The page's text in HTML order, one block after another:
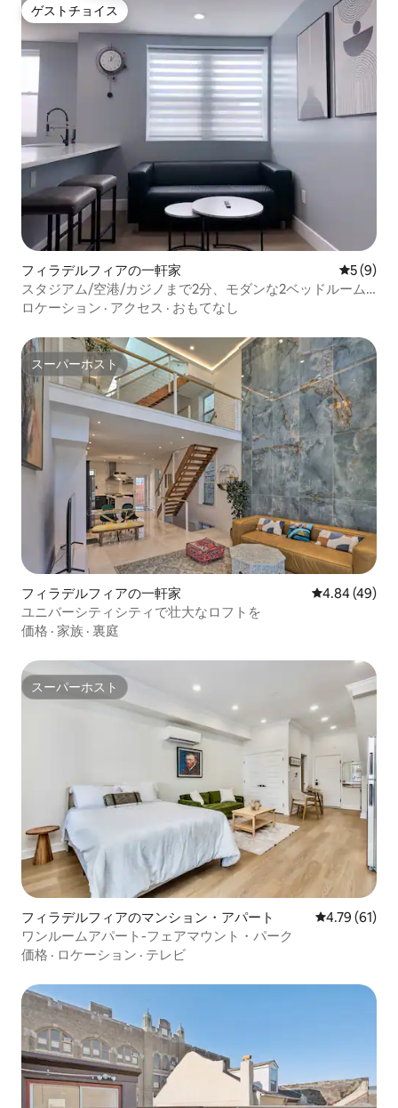
ゲストチョイス
ゲストチョイス
フィラデルフィアの一軒家 レビュー
5 (9)
スタジアム/空港/カジノまで2分、モダンな2ベッドルーム
のユニットB
ロケーション · アクセス · おもてなし
スーパーホスト
スーパーホスト
フィラデルフィアの一軒家 レビュー49
4.84 (49)
ユニバーシティシティで壮大なロフトを
価格 · 家族 · 裏庭
スーパーホスト
スーパーホスト
フィラデルフィアのマンション・アパート レビュー61
4.79 (61)
ワンルームアパート-フェアマウント・パーク
価格 · ロケーション · テレビ